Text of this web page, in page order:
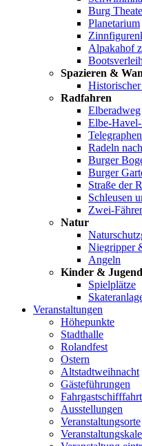
Burg
Planetarium
Alpakahof
Bootsverleih
Spazieren &
Radfahren
Elberadweg
Elbe-
Radeln
Burger
Burger
Straße der
Schleusen
Zwei-
Natur
Niegripper
Angeln
Kinder & Jugend
Spielplätze
Veranstaltungen
Höhepunkte
Stadthalle
Rolandfest
Ostern
Altstadtweihnacht
Gästeführungen
Ausstellungen
Veranstaltungsorte